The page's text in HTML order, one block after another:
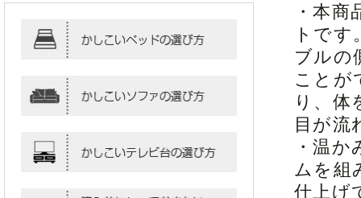
・本
トで
ブルの
ことが
り、体
目が流
・温
ムを組
仕上げ